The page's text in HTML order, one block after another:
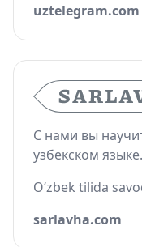
uztelegram.com
С нами вы
узбекском языке.
O‘zbek tilida
sarlavha.com